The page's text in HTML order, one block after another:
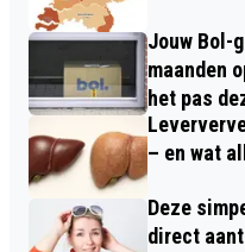
Jouw Bol-
maanden
het pas
– en wat
Deze
direct